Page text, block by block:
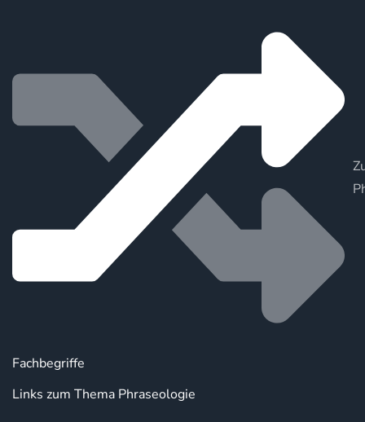
Fachbegriffe
Links zum Thema Phraseologie